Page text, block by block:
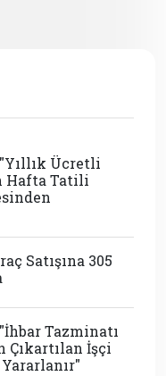
Ücretli
Hafta Tatili
Satışına 305
Tazminatı
Çıkartılan İşçi